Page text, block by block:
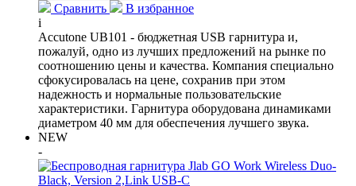
Сравнить
В избранное
i
Accutone UB101 - бюджетная USB гарнитура и,
пожалуй, одно из лучших предложений на рынке по
соотношению цены и качества. Компания специально
сфокусировалась на цене, сохранив при этом
надежность и нормальные пользовательские
характеристики. Гарнитура оборудована динамиками
диаметром 40 мм для обеспечения лучшего звука.
NEW
-